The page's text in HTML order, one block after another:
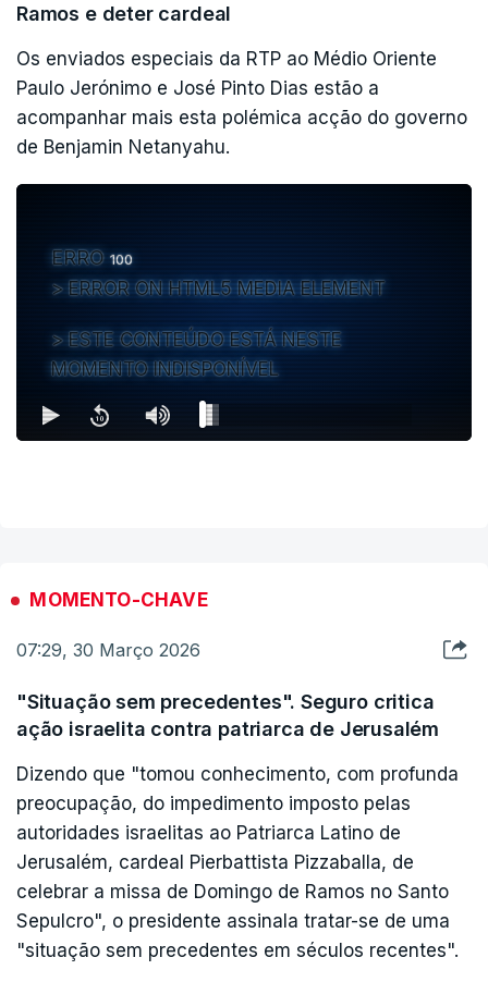
Ramos e deter cardeal
Os enviados especiais da RTP ao Médio Oriente
Paulo Jerónimo e José Pinto Dias estão a
acompanhar mais esta polémica acção do governo
de Benjamin Netanyahu.
ERRO100
ERROR ON HTML5 MEDIA ELEMENT
ESTE CONTEÚDO ESTÁ NESTE
MOMENTO INDISPONÍVEL
MOMENTO-CHAVE
07:29, 30 Março 2026
"Situação sem precedentes". Seguro critica
ação israelita contra patriarca de Jerusalém
Dizendo que "tomou conhecimento, com profunda
preocupação, do impedimento imposto pelas
autoridades israelitas ao Patriarca Latino de
Jerusalém, cardeal Pierbattista Pizzaballa, de
celebrar a missa de Domingo de Ramos no Santo
Sepulcro", o presidente assinala tratar-se de uma
"situação sem precedentes em séculos recentes".